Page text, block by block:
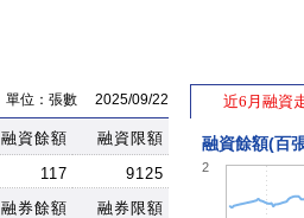
單位：張數 2025/09/22
融資餘額
融資限額
117
9125
融券餘額
融券限額
近6月融資
融資餘額(百
2